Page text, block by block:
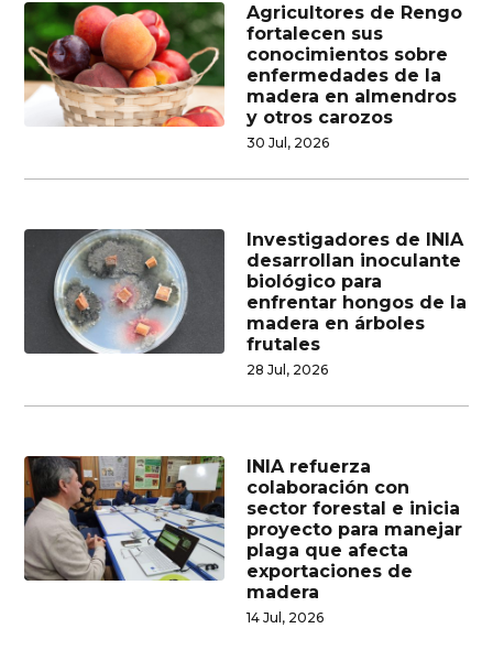
Agricultores de Rengo
fortalecen sus
conocimientos sobre
enfermedades de la
madera en almendros
y otros carozos
30 Jul, 2026
Investigadores de INIA
desarrollan inoculante
biológico para
enfrentar hongos de la
madera en árboles
frutales
28 Jul, 2026
INIA refuerza
colaboración con
sector forestal e inicia
proyecto para manejar
plaga que afecta
exportaciones de
madera
14 Jul, 2026